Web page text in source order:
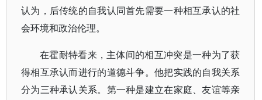
认为，后传统的自我认同首先需要一种相互承认的社
会环境和政治伦理。
在霍耐特看来，主体间的相互冲突是一种为了获
得相互承认而进行的道德斗争。他把实践的自我关系
分为三种承认关系。第一种是建立在家庭、友谊等亲